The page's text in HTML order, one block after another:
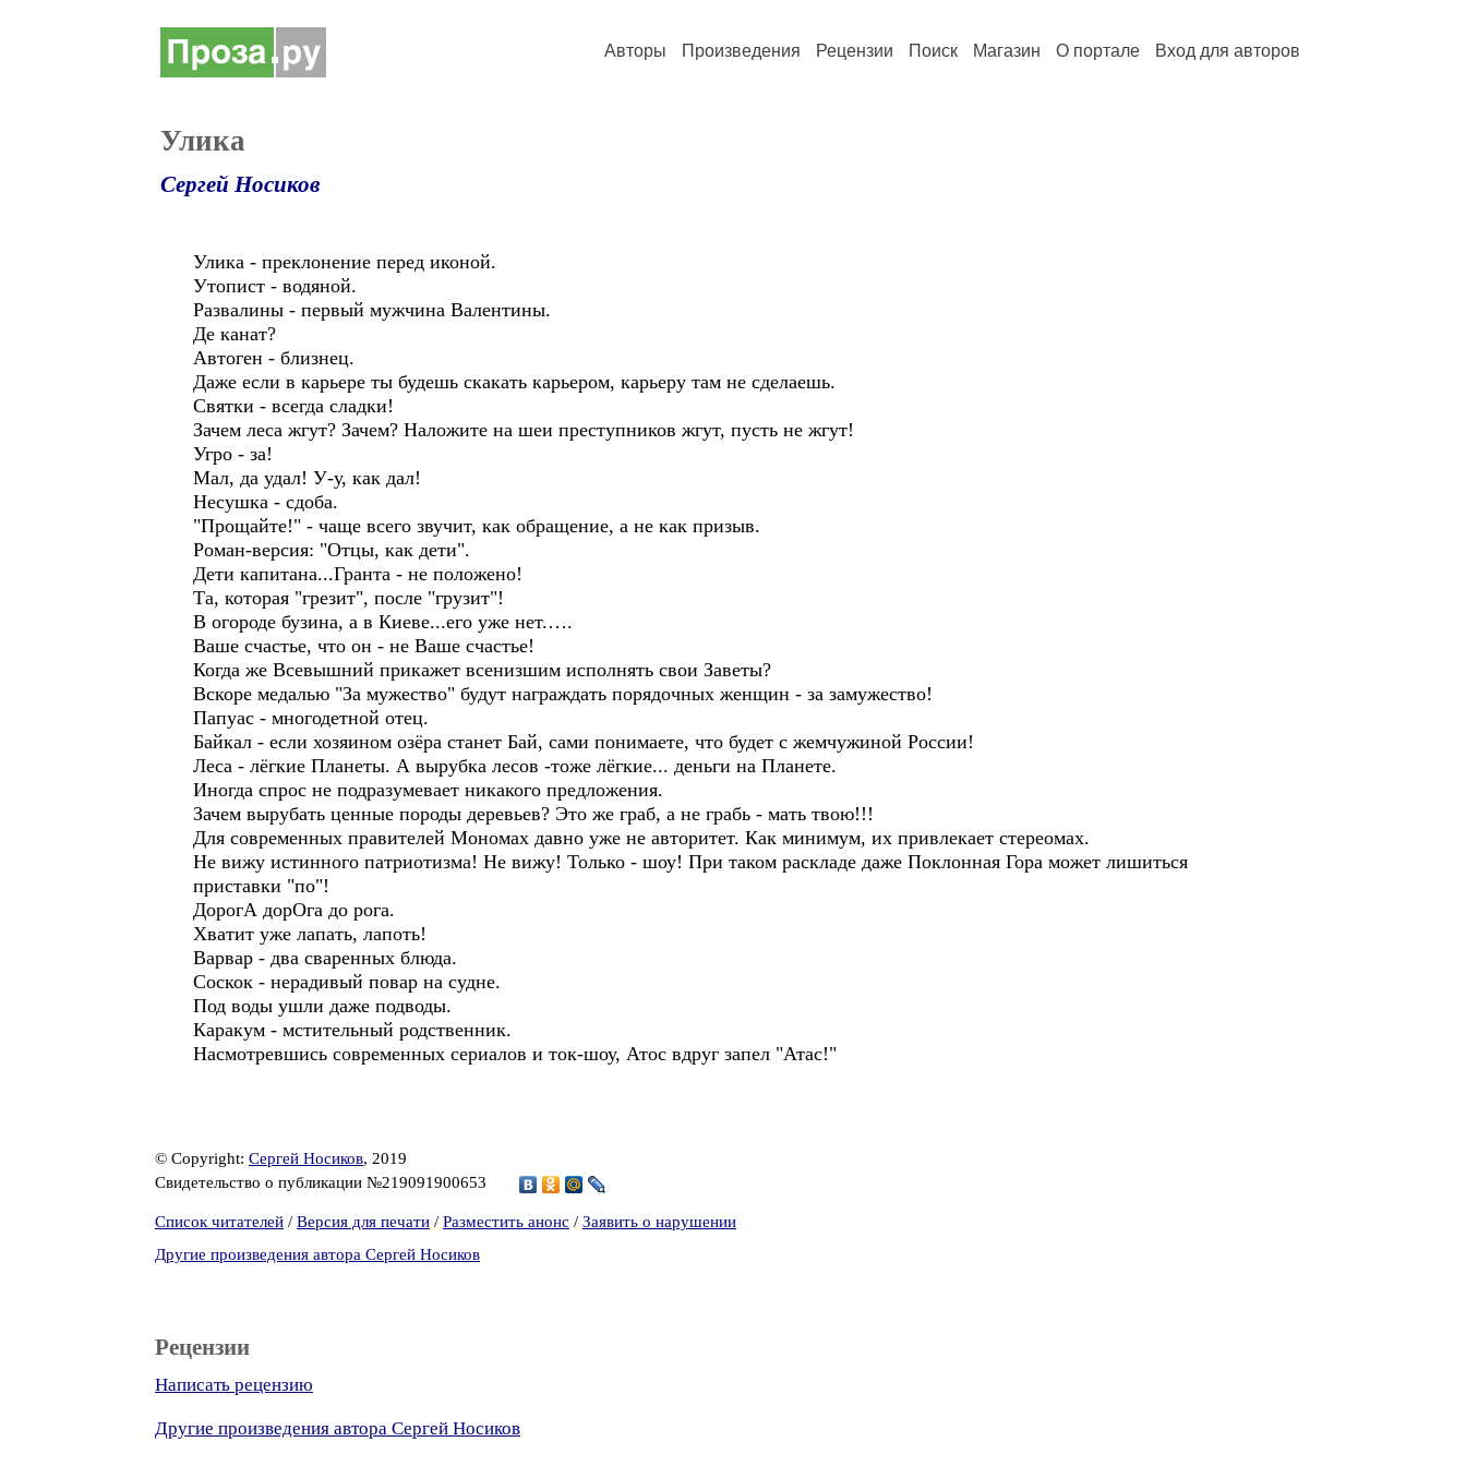
Авторы Произведения Рецензии Поиск Магазин О портале Вход для авторов
Улика
Сергей Носиков
Улика - преклонение перед иконой.
Утопист - водяной.
Развалины - первый мужчина Валентины.
Де канат?
Автоген - близнец.
Даже если в карьере ты будешь скакать карьером, карьеру там не сделаешь.
Святки - всегда сладки!
Зачем леса жгут? Зачем? Наложите на шеи преступников жгут, пусть не жгут!
Угро - за!
Мал, да удал! У-у, как дал!
Несушка - сдоба.
"Прощайте!" - чаще всего звучит, как обращение, а не как призыв.
Роман-версия: "Отцы, как дети".
Дети капитана...Гранта - не положено!
Та, которая "грезит", после "грузит"!
В огороде бузина, а в Киеве...его уже нет.….
Ваше счастье, что он - не Ваше счастье!
Когда же Всевышний прикажет всенизшим исполнять свои Заветы?
Вскоре медалью "За мужество" будут награждать порядочных женщин - за замужество!
Папуас - многодетной отец.
Байкал - если хозяином озёра станет Бай, сами понимаете, что будет с жемчужиной России!
Леса - лёгкие Планеты. А вырубка лесов -тоже лёгкие... деньги на Планете.
Иногда спрос не подразумевает никакого предложения.
Зачем вырубать ценные породы деревьев? Это же граб, а не грабь - мать твою!!!
Для современных правителей Мономах давно уже не авторитет. Как минимум, их привлекает стереомах.
Не вижу истинного патриотизма! Не вижу! Только - шоу! При таком раскладе даже Поклонная Гора может лишиться
приставки "по"!
ДорогА дорОга до рога.
Хватит уже лапать, лапоть!
Варвар - два сваренных блюда.
Соскок - нерадивый повар на судне.
Под воды ушли даже подводы.
Каракум - мстительный родственник.
Насмотревшись современных сериалов и ток-шоу, Атос вдруг запел "Атас!"
© Copyright: Сергей Носиков, 2019
Свидетельство о публикации №219091900653
Список читателей / Версия для печати / Разместить анонс / Заявить о нарушении
Другие произведения автора Сергей Носиков
Рецензии
Написать рецензию
Другие произведения автора Сергей Носиков